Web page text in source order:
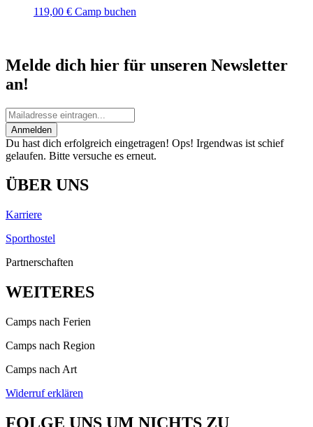
119,00 € Camp buchen
Melde dich hier für unseren Newsletter
an!
Anmelden
Du hast dich erfolgreich eingetragen! Ops! Irgendwas ist schief
gelaufen. Bitte versuche es erneut.
ÜBER UNS
Karriere
Sporthostel
Partnerschaften
WEITERES
Camps nach Ferien
Camps nach Region
Camps nach Art
Widerruf erklären
FOLGE UNS UM NICHTS ZU